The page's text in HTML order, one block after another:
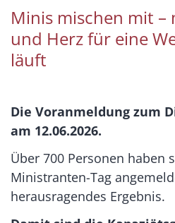
Minis mischen mit –
und Herz für eine
läuft
Die Voranmeldung zum
am 12.06.2026.
Über 700 Personen haben
Ministranten-Tag
herausragendes Ergebnis.